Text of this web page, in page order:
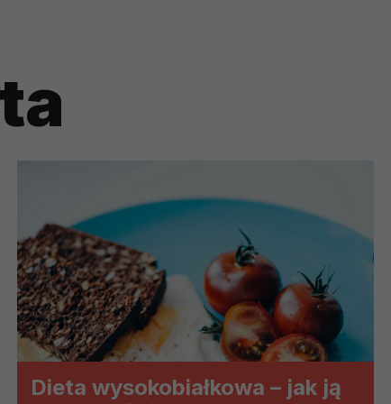
Dieta wysokobiałkowa – jak ją